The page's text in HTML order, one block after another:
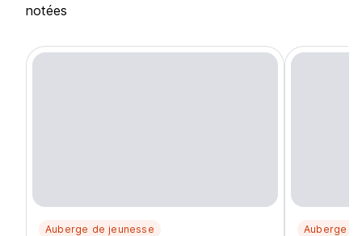
notées
Auberge de jeunesse Auberge